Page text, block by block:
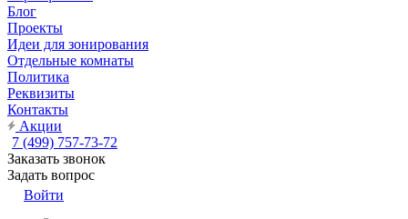
Блог
Проекты
Идеи для зонирования
Отдельные комнаты
Политика
Реквизиты
Контакты
Акции
7 (499) 757-73-72
Заказать звонок
Задать вопрос
Войти